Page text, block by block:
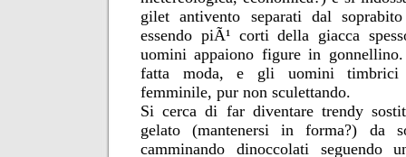
gilet antivento separati dal
essendo piÃ¹ corti della giacca
uomini appaiono figure in gonnellino.
fatta moda, e gli uomini timbrici
femminile, pur non sculettando.
Si cerca di far diventare trendy
gelato (mantenersi in forma?) da
camminando dinoccolati seguendo